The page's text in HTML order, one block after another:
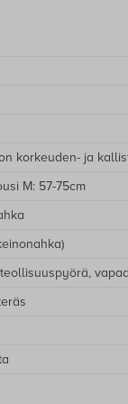
toimitusaika
toimitusajat
on
alv.
sis. alv.
korkeuden- ja
M: 57-75cm